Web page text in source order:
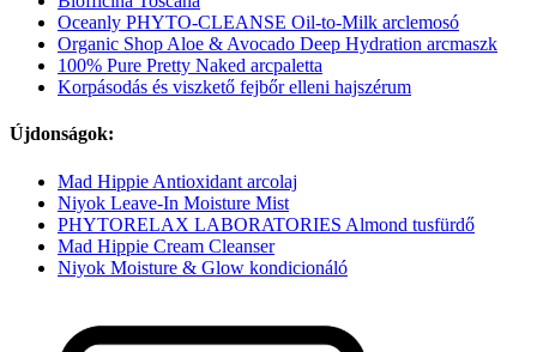
Oceanly PHYTO-CLEANSE Oil-to-Milk arclemosó
Organic Shop Aloe & Avocado Deep Hydration arcmaszk
100% Pure Pretty Naked arcpaletta
Korpásodás és viszkető fejbőr elleni hajszérum
Újdonságok:
Mad Hippie Antioxidant arcolaj
Niyok Leave-In Moisture Mist
PHYTORELAX LABORATORIES Almond tusfürdő
Mad Hippie Cream Cleanser
Niyok Moisture & Glow kondicionáló